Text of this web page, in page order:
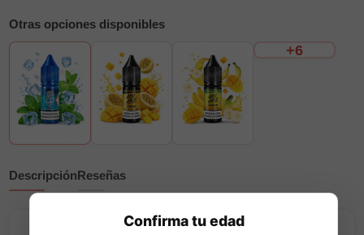
Otras opciones disponibles
+6
DescripciónReseñas
Confirma tu edad